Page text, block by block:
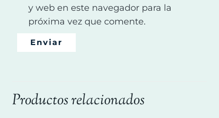
y web en este navegador para la
próxima vez que comente.
Productos relacionados